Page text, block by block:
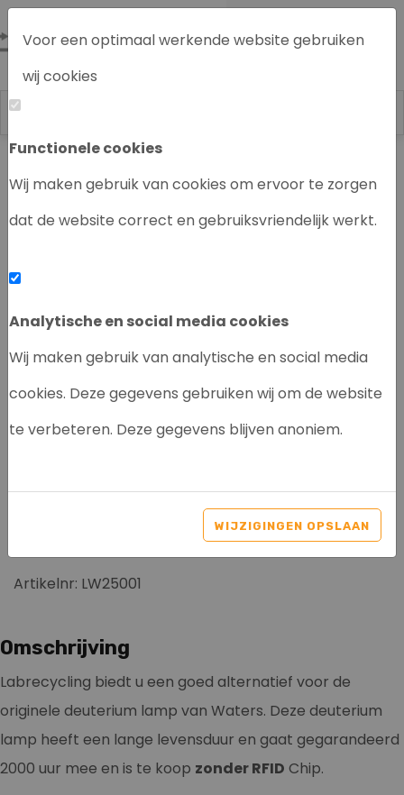
Voor een optimaal werkende website gebruiken
wij cookies
Functionele cookies
Wij maken gebruik van cookies om ervoor te zorgen
dat de website correct en gebruiksvriendelijk werkt.
Analytische en social media cookies
Wij maken gebruik van analytische en social media
cookies. Deze gegevens gebruiken wij om de website
te verbeteren. Deze gegevens blijven anoniem.
WIJZIGINGEN OPSLAAN
Labrecycling Chromatografie instrumenten
‹
VOOR WATERS 2489 EN
WATERS 2998
Artikelnr: LW25001
Omschrijving
Labrecycling biedt u een goed alternatief voor de
originele deuterium lamp van Waters. Deze deuterium
lamp heeft een lange levensduur en gaat gegarandeerd
2000 uur mee en is te koop zonder RFID Chip.